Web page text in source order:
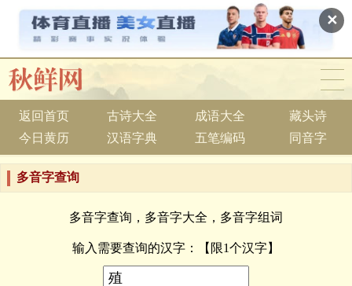
✕
返回首页 古诗大全 成语大全
藏头诗
今日黄历
汉语字典 五笔编码 同音字
多音字查询
多音字查询，多音字大全，多音字组词
输入需要查询的汉字： 【限1个汉字】